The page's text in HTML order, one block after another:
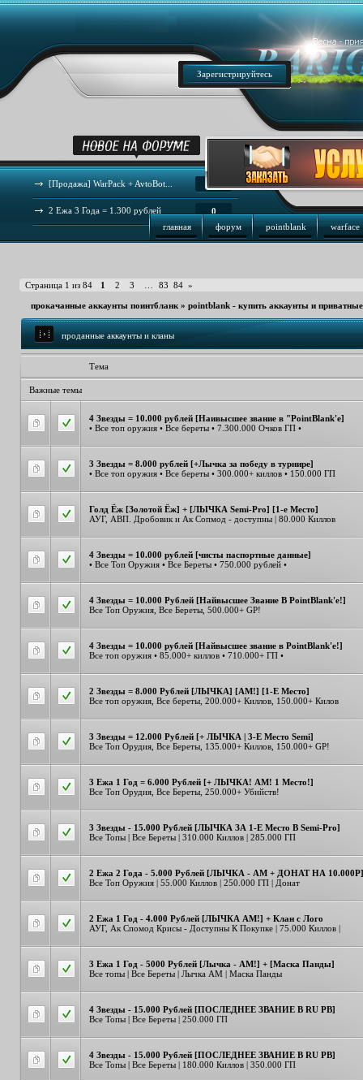
Зарегистрируйтесь
44
[Продажа] WarPack + AvtoBot...
0
2 Ежа 3 Года = 1.300 рублей
главная
форум pointblank warface
Страница 1 из 84 1 2 3 83 84 »
прокачанные аккаунты поинтбланк » pointblank - купить аккаунты и
проданные аккаунты и кланы
Тема
Важные темы
4 Звезды = 10.000 рублей [Наивысшее звание в "PointBlank'e]
• Все топ оружия • Все береты • 7.300.000 Очков ГП •
3 Звезды = 8.000 рублей [+Лычка за победу в турнире]
• Все топ оружия • Все береты • 300.000+ киллов • 150.000 ГП
Голд Ёж [Золотой Ёж] + [ЛЫЧКА Semi-Pro] [1-е Место]
АУГ, АВП. Дробовик и Ак Сопмод - доступны | 80.000 Киллов
4 Звезды = 10.000 рублей [чисты паспортные данные]
• Все Топ Оружия • Все Береты • 750.000 рублей •
4 Звезды = 10.000 Рублей [Найвысшее Звание В PointBlank'e!]
Все Топ Оружия, Все Береты, 500.000+ GP!
4 Звезды = 10.000 рублей [Найвысшее звание в PointBlank'e!]
Все топ оружия • 85.000+ киллов • 710.000+ ГП •
2 Звезды = 8.000 Рублей [ЛЫЧКА] [AM!] [1-Е Место]
Все топ оружия, Все береты, 200.000+ Киллов, 150.000+ Килов
3 Звезды = 12.000 Рублей [+ ЛЫЧКА | 3-Е Место Semi]
Все Топ Орудия, Все Береты, 135.000+ Киллов, 150.000+ GP!
3 Ежа 1 Год = 6.000 Рублей [+ ЛЫЧКА! AM! 1 Место!]
Все Топ Орудия, Все Береты, 250.000+ Убийств!
3 Звезды - 15.000 Рублей [ЛЫЧКА ЗА 1-Е Место В Semi-Pro]
Все Топы | Все Береты | 310.000 Киллов | 285.000 ГП
2 Ежа 2 Года - 5.000 Рублей [ЛЫЧКА - АМ + ДОНАТ НА 10.000Р]
Все Топ Оружия | 55.000 Киллов | 250.000 ГП | Донат
2 Ежа 1 Год - 4.000 Рублей [ЛЫЧКА AM!] + Клан с Лого
АУГ, Ак Спомод Крисы - Доступны К Покупке | 75.000 Киллов |
3 Ежа 1 Год - 5000 Рублей [Лычка - AM!] + [Маска Панды]
Все топы | Все Береты | Лычка AM | Маска Панды
4 Звезды - 15.000 Рублей [ПОСЛЕДНЕЕ ЗВАНИЕ В RU PB]
Все Топы | Все Береты | 250.000 ГП
4 Звезды - 15.000 Рублей [ПОСЛЕДНЕЕ ЗВАНИЕ В RU PB]
Все Топы | Все Береты | 180.000 Киллов | 350.000 ГП